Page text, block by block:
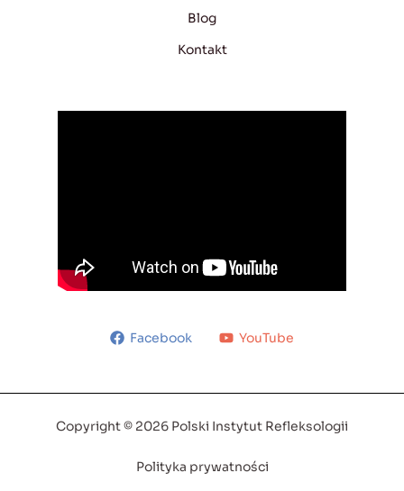
Blog
Kontakt
Facebook YouTube
Copyright © 2026 Polski Instytut Refleksologii
Polityka prywatności